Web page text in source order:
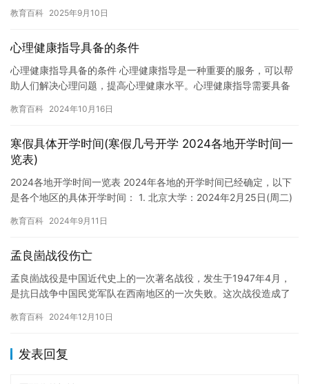
己的…
教育百科 2025年9月10日
心理健康指导具备的条件
心理健康指导具备的条件 心理健康指导是一种重要的服务，可以帮
助人们解决心理问题，提高心理健康水平。心理健康指导需要具备
教育百科 2024年10月16日
寒假具体开学时间(寒假几号开学 2024各地开学时间一
览表)
2024各地开学时间一览表 2024年各地的开学时间已经确定，以下
是各个地区的具体开学时间： 1. 北京大学：2024年2月25日(周二)
教育百科 2024年9月11日
孟良崮战役伤亡
孟良崮战役是中国近代史上的一次著名战役，发生于1947年4月，
是抗日战争中国民党军队在西南地区的一次失败。这次战役造成了
南…
教育百科 2024年12月10日
发表回复